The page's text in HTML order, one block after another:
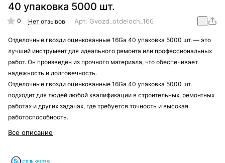
40 упаковка 5000 шт.
0 Нет отзывов Арт.
Отделочные гвозди оцинкованные 16Gа 40 упаковка 5000 шт. — это
лучший инструмент для идеального ремонта или профессиональных
работ. Он произведен из прочного материала, что обеспечивает
надежность и долговечность.
Отделочные гвозди оцинкованные 16Gа 40 упаковка 5000 шт.
подходит для людей любой квалификации в строительных, ремонтных
работах и других задачах, где требуется точность и высокая
работоспособность.
Все описание